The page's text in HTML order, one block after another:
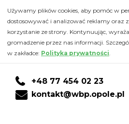
Kalendarz
Wojewódzka
Biblioteka
Publiczna
do
głównej
treści
DO
KONTA
CZYTELNIKA
DO
WYSZUKIWARKI
do
stopki
Używamy plików cookies, aby pomóc w
dostosowywać i analizować reklamy oraz
korzystanie ze strony. Kontynuując,
gromadzenie przez nas informacji.
w zakładce: Polityka prywatności.
+48 77 454 02 23
kontakt@wbp.opole.pl